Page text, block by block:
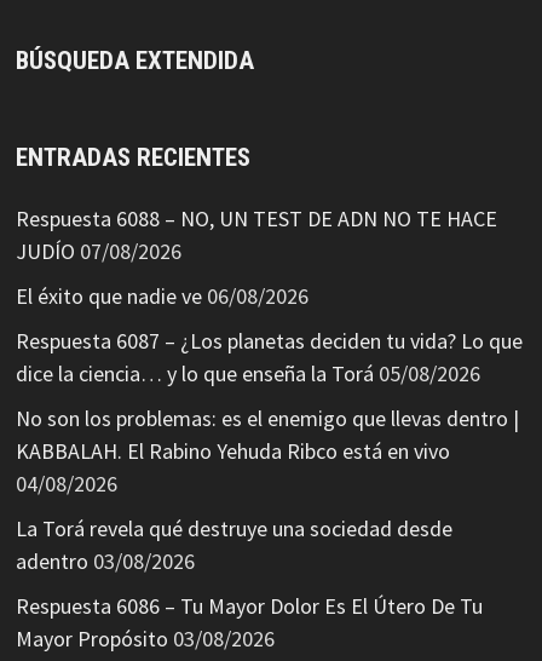
BÚSQUEDA EXTENDIDA
ENTRADAS RECIENTES
Respuesta 6088 – NO, UN TEST DE ADN NO TE HACE
JUDÍO 07/08/2026
El éxito que nadie ve 06/08/2026
Respuesta 6087 – ¿Los planetas deciden tu vida? Lo que
dice la ciencia… y lo que enseña la Torá 05/08/2026
No son los problemas: es el enemigo que llevas dentro |
KABBALAH. El Rabino Yehuda Ribco está en vivo
04/08/2026
La Torá revela qué destruye una sociedad desde
adentro 03/08/2026
Respuesta 6086 – Tu Mayor Dolor Es El Útero De Tu
Mayor Propósito 03/08/2026